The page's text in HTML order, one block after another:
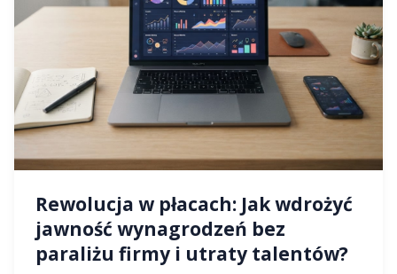
Rewolucja w płacach: Jak wdrożyć
jawność wynagrodzeń bez
paraliżu firmy i utraty talentów?